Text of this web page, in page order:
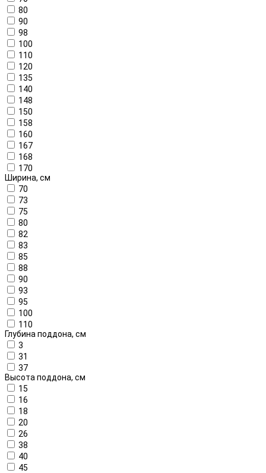
80
90
98
100
110
120
135
140
148
150
158
160
167
168
170
Ширина, см
70
73
75
80
82
83
85
88
90
93
95
100
110
Глубина поддона, см
3
31
37
Высота поддона, см
15
16
18
20
26
38
40
45